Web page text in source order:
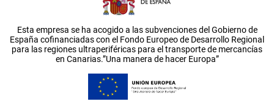
Esta empresa se ha acogido a las subvenciones del Gobierno de
España cofinanciadas con el Fondo Europeo de Desarrollo Regional
para las regiones ultraperiféricas para el transporte de mercancías
en Canarias.”Una manera de hacer Europa”